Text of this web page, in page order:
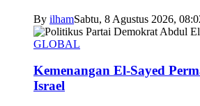
By ilhamSabtu, 8 Agustus 2026,
GLOBAL
Kemenangan El-Sayed
Israel